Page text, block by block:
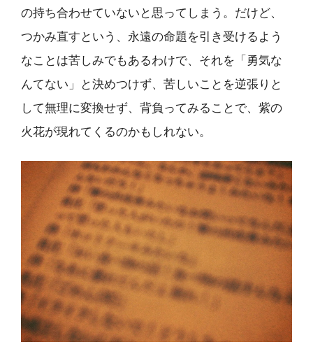
の持ち合わせていないと思ってしまう。だけど、
つかみ直すという、永遠の命題を引き受けるよう
なことは苦しみでもあるわけで、それを「勇気な
んてない」と決めつけず、苦しいことを逆張りと
して無理に変換せず、背負ってみることで、紫の
火花が現れてくるのかもしれない。